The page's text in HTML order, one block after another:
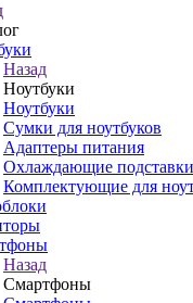
Назад
Ноутбуки
Ноутбуки
Сумки для ноутбуков
Адаптеры питания
Охлаждающие подставки
Комплектующие для
Назад
Смартфоны